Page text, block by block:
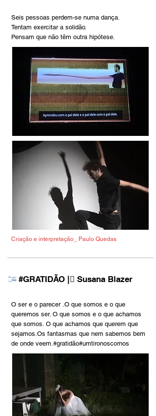
Seis pessoas perdem-se numa dança.
Tentam exercitar a solidão.
Pensam que não têm outra hipótese.
Criação e interpretação_ Paulo Quedas
2##GRATIDÃO |︎︎︎ Susana Blazer
O ser e o parecer .O que somos e o que
queremos ser. O que somos e o que achamos
que somos. O que achamos que querem que
sejamos.Os fantasmas que nem sabemos bem
de onde veem.#gratidão#umtironoscornos